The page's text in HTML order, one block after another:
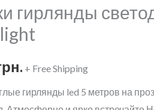
гирлянды
+ Free Shipping
гирлянды led 5 метров на